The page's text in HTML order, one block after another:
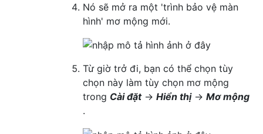
Nó sẽ mở ra một 'trình bảo vệ màn
hình' mơ mộng mới.
Từ giờ trở đi, bạn có thể chọn tùy
chọn này làm tùy chọn mơ mộng
trong Cài đặt→ Hiển thị→ Mơ mộng
.